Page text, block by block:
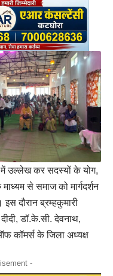
में उल्लेख कर सदस्यों के योग,
से समाज को मार्गदर्शन
दौरान ब्रम्हकुमारी
डॉ.के.सी. देवनाथ,
कॉमर्स के जिला अध्यक्ष
-